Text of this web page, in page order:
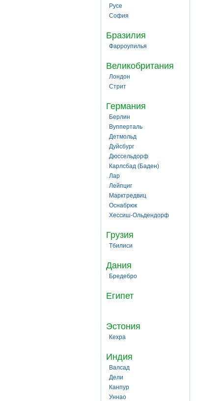
Русе
София
Бразилия
Фарроупилья
Великобритания
Лондон
Стрит
Германия
Берлин
Вупперталь
Детмольд
Дуйсбург
Дюссельдорф
Карлсбад (Баден)
Лар
Лейпциг
Марктредвиц
Оснабрюк
Хессиш-Ольдендорф
Грузия
Тбилиси
Дания
Бредебро
Египет
Эстония
Кехра
Индия
Валсад
Дели
Канпур
Уннао